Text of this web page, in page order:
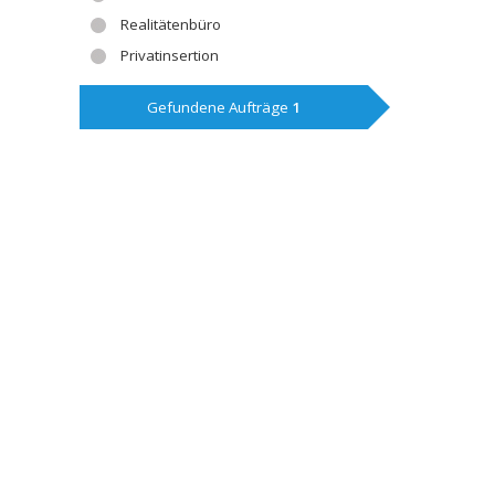
Realitätenbüro
Privatinsertion
Gefundene Aufträge 1